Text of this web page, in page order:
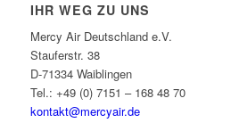
IHR WEG ZU UNS
Mercy Air Deutschland e.V.
Stauferstr. 38
D-71334 Waiblingen
Tel.: +49 (0) 7151 – 168 48 70
kontakt@mercyair.de